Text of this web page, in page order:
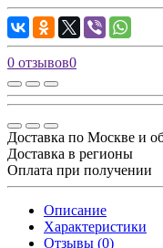
0 отзывов0
Доставка по Москве и
Доставка в регионы
Оплата при получении
Описание
Характеристики
Отзывы (0)